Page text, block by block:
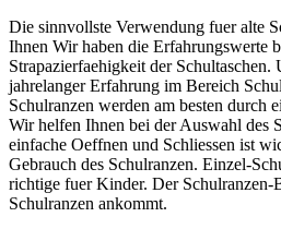
Die sinnvollste Verwendung fuer alte
Ihnen Wir haben die Erfahrungswerte
Strapazierfaehigkeit der Schultaschen.
jahrelanger Erfahrung im Bereich
Schulranzen werden am besten durch
Wir helfen Ihnen bei der Auswahl des
einfache Oeffnen und Schliessen ist
Gebrauch des Schulranzen. Einzel-
richtige fuer Kinder. Der Schulranzen-
Schulranzen ankommt.